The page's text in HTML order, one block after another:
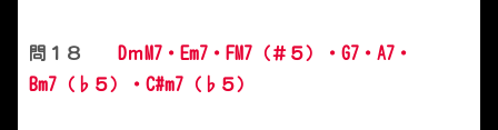
問１８
DｍM7・Em7・FM7（＃５）・G7・A7・
Bm7（♭５）・C#m7（♭５）